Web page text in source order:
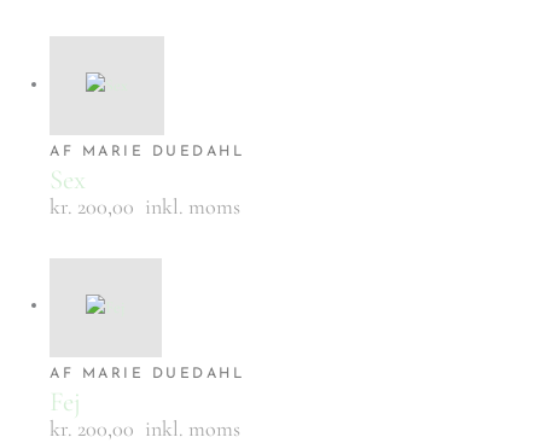
AF MARIE DUEDAHL
Sex
kr. 200,00 inkl. moms
AF MARIE DUEDAHL
Fej
kr. 200,00 inkl. moms